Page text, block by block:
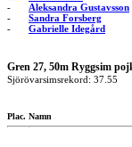
-
Aleksandra Gustavsson
-
Sandra Forsberg
-
Gabrielle Idegård
Gren 27, 50m Ryggsim
Sjörövarsimsrekord: 37.55
Plac. Namn